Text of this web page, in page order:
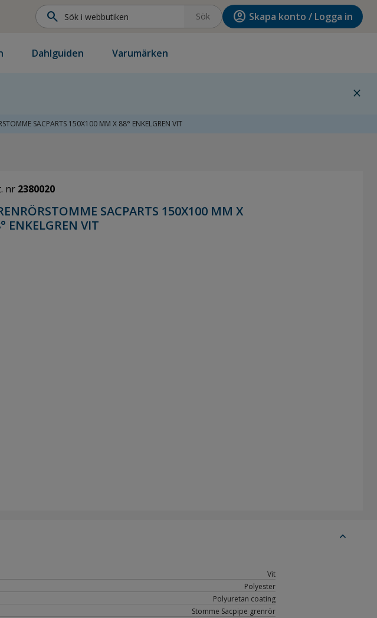
search Sök account_circle Skapa konto / Logga in
Dahlguiden Varumärken
close
SACPARTS 150X100 MM X 88° ENKELGREN VIT
nr 2380020
SACPARTS 150X100 MM X
ENKELGREN VIT
expand_less
Vit
Polyester
Polyuretan coating
Stomme Sacpipe grenrör